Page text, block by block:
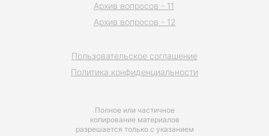
Полное или частичное
копирование материалов
разрешается только с указанием
Пользовательское соглашение
Политика конфиденциальности
Архив вопросов - 11
Архив вопросов - 12